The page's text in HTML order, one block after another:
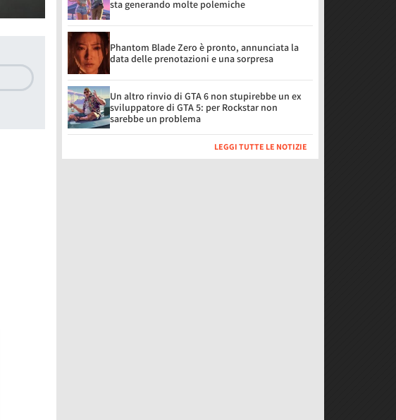
sta generando molte polemiche
Phantom Blade Zero è pronto, annunciata la
data delle prenotazioni e una sorpresa
Un altro rinvio di GTA 6 non stupirebbe un ex
sviluppatore di GTA 5: per Rockstar non
sarebbe un problema
LEGGI TUTTE LE NOTIZIE